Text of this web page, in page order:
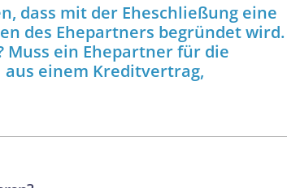
dass mit der Ehe­schließung eine
des Ehepartners begründet wird.
ein Ehepartner für die
aus einem Kredit­vertrag,